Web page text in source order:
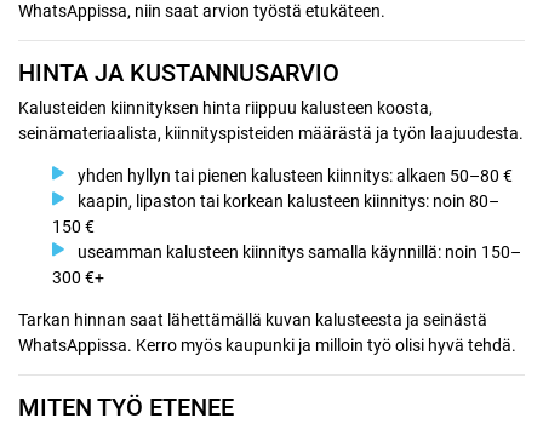
WhatsAppissa, niin saat arvion työstä etukäteen.
HINTA JA KUSTANNUSARVIO
Kalusteiden kiinnityksen hinta riippuu kalusteen koosta,
seinämateriaalista, kiinnityspisteiden määrästä ja työn laajuudesta.
yhden hyllyn tai pienen kalusteen kiinnitys: alkaen 50–80 €
kaapin, lipaston tai korkean kalusteen kiinnitys: noin 80–
150 €
useamman kalusteen kiinnitys samalla käynnillä: noin 150–
300 €+
Tarkan hinnan saat lähettämällä kuvan kalusteesta ja seinästä
WhatsAppissa. Kerro myös kaupunki ja milloin työ olisi hyvä tehdä.
MITEN TYÖ ETENEE